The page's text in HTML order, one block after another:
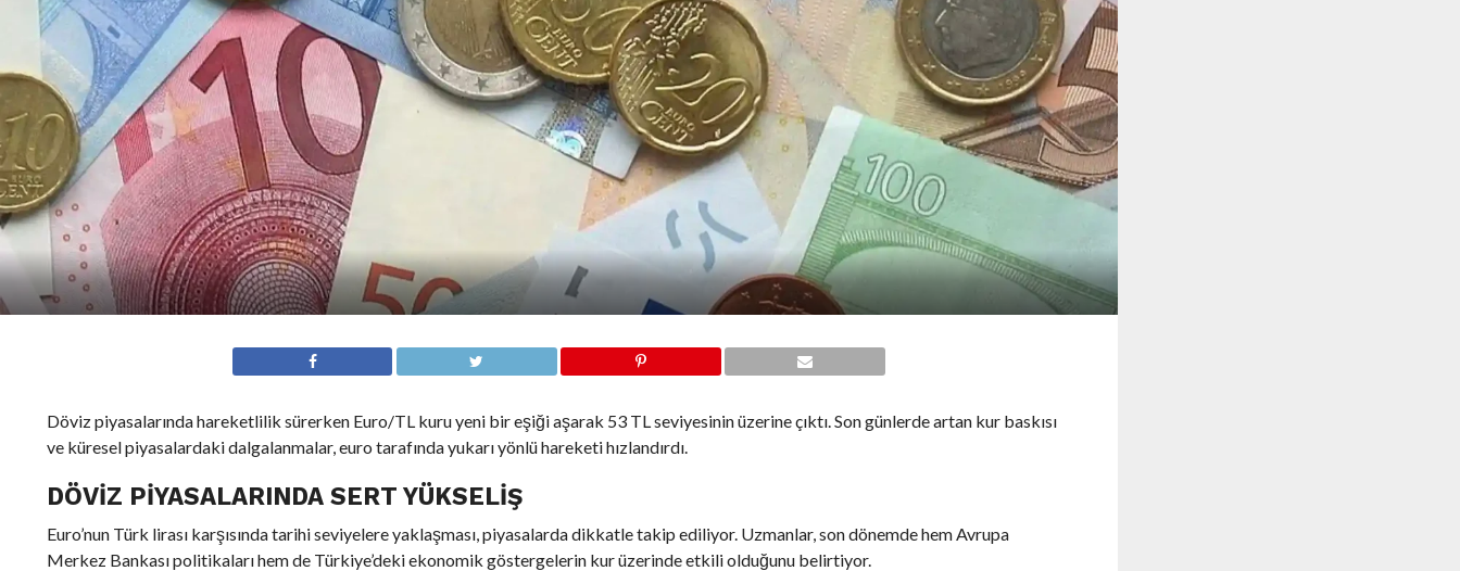
Döviz piyasalarında hareketlilik sürerken Euro/TL kuru yeni bir eşiği aşarak 53 TL seviyesinin üzerine çıktı. Son günlerde artan kur baskısı
ve küresel piyasalardaki dalgalanmalar, euro tarafında yukarı yönlü hareketi hızlandırdı.
DÖVIZ PIYASALARINDA SERT YÜKSELIŞ
Euro’nun Türk lirası karşısında tarihi seviyelere yaklaşması, piyasalarda dikkatle takip ediliyor. Uzmanlar, son dönemde hem Avrupa
Merkez Bankası politikaları hem de Türkiye’deki ekonomik göstergelerin kur üzerinde etkili olduğunu belirtiyor.